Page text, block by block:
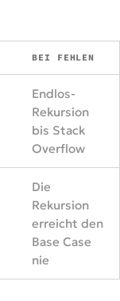
BEI FEHLEN
Endlos-
Rekursion
bis Stack
Overflow
Die
Rekursion
erreicht den
Base Case
nie